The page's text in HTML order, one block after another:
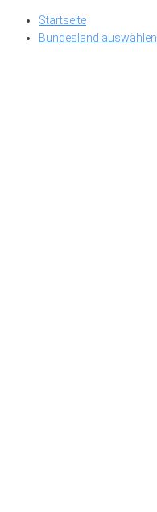
Skip
Startseite
Bundesland auswählen